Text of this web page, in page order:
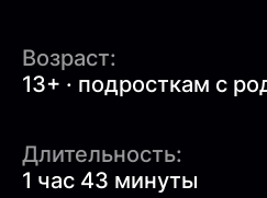
Возраст:
13+ · подросткам с
Длительность:
1 час 43 минуты